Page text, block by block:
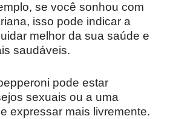
se você sonhou com
isso pode indicar a
melhor da sua saúde e
saudáveis.
pode estar
sexuais ou a uma
expressar mais livremente.